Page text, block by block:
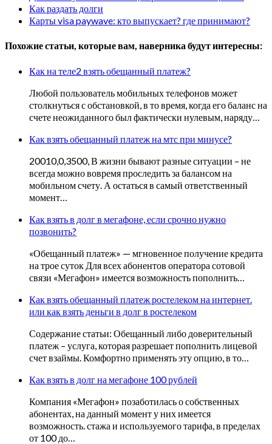
Как раздать долги
Карты visa paywave: кто выпускает? где принимают?
Похожие статьи, которые вам, наверника будут интересны:
Как на теле2 взять обещанный платеж?
Любой пользователь мобильных телефонов может
столкнуться с обстановкой, в то время, когда его баланс на
счете неожиданного был фактически нулевым, наряду…
Как взять обещанный платеж на мтс при минусе?
20010,0,3500, В жизни бывают разные ситуации – не
всегда можно вовремя проследить за балансом на
мобильном счету. А остаться в самый ответственный
момент…
Как взять в долг в мегафоне, если срочно нужно
позвонить?
«Обещанный платеж» — мгновенное получение кредита
на трое суток Для всех абонентов оператора сотовой
связи «Мегафон» имеется возможность пополнить…
Как взять обещанный платеж ростелеком на интернет.
или как взять деньги в долг в ростелеком
Содержание статьи: Обещанный либо доверительный
платеж – услуга, которая разрешает пополнить лицевой
счет взаймы. Комфортно применять эту опцию, в то…
Как взять в долг на мегафоне 100 рублей
Компания «Мегафон» позаботилась о собственных
абонентах, на данный момент у них имеется
возможность. стажа и используемого тарифа, в пределах
от 100 до…